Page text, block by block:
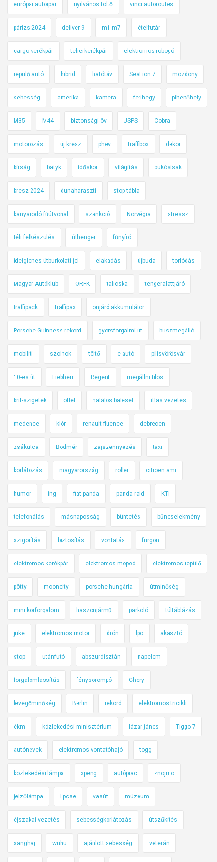
európai autóipar nyilvános töltő vinci autoroutes
párizs 2024 deliver 9 m1-m7 ételfutár
cargo kerékpár teherkerékpár elektromos robogó
repülő autó hibrid hatótáv SeaLion 7 mozdony
sebesség amerika kamera ferihegy pihenőhely
M35 M44 biztonsági öv USPS Cobra
motorozás új kresz phev traffibox dekor
bírság batyk időskor világítás bukósisak
kresz 2024 dunaharaszti stop-tábla
kanyarodó fűútvonal szankció Norvégia stressz
téli felkészülés úthenger fűnyíró
ideiglenes útburkolati jel elakadás újbuda torlódás
Magyar Autóklub ORFK talicska tengeralattjáró
traffipack traffipax önjáró akkumulátor
Porsche Guinness rekord gyorsforgalmi út buszmegálló
mobiliti szolnok töltő e-autó pilisvörösvár
10-es út Liebherr Regent megállni tilos
brit-szigetek ötlet halálos baleset ittas vezetés
medence klór renault fluence debrecen
zsákutca Bodmér zajszennyezés taxi
korlátozás magyarország roller citroen ami
humor ing fiat panda panda raid KTI
telefonálás másnaposság büntetés bűncselekmény
szigorítás biztosítás vontatás furgon
elektromos kerékpár elektromos moped elektromos repülő
pötty mooncity porsche hungária útminőség
mini körforgalom haszonjármű parkoló túltáblázás
juke elektromos motor drón lpö akasztó
stop utánfutó abszurdisztán napelem
forgalomlassítás fénysorompó Chery
levegőminőség Berlin rekord elektromos tricikli
ékm közlekedési minisztérium lázár jános Tiggo 7
autónevek elektromos vontatóhajó togg
közlekedési lámpa xpeng autópiac znojmo
jelzőlámpa lipcse vasút múzeum
éjszakai vezetés sebességkorlátozás útszűkítés
sanghaj wuhu ajánlott sebesség veterán